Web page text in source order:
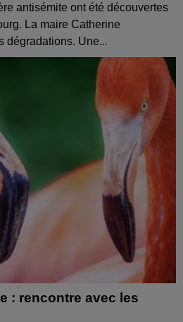
antisémite ont été découvertes
La maire Catherine
dégradations. Une...
: rencontre avec les